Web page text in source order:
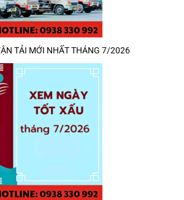
TẢI MỚI NHẤT THÁNG 7/2026